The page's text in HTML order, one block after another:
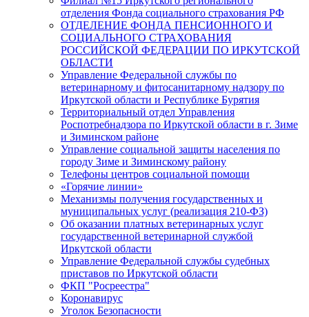
отделения Фонда социального страхования РФ
ОТДЕЛЕНИЕ ФОНДА ПЕНСИОННОГО И
СОЦИАЛЬНОГО СТРАХОВАНИЯ
РОССИЙСКОЙ ФЕДЕРАЦИИ ПО ИРКУТСКОЙ
ОБЛАСТИ
Управление Федеральной службы по
ветеринарному и фитосанитарному надзору по
Иркутской области и Республике Бурятия
Территориальный отдел Управления
Роспотребнадзора по Иркутской области в г. Зиме
и Зиминском районе
Управление социальной защиты населения по
городу Зиме и Зиминскому району
Телефоны центров социальной помощи
«Горячие линии»
Механизмы получения государственных и
муниципальных услуг (реализация 210-ФЗ)
Об оказании платных ветеринарных услуг
государственной ветеринарной службой
Иркутской области
Управление Федеральной службы судебных
приставов по Иркутской области
ФКП "Росреестра"
Коронавирус
Уголок Безопасности